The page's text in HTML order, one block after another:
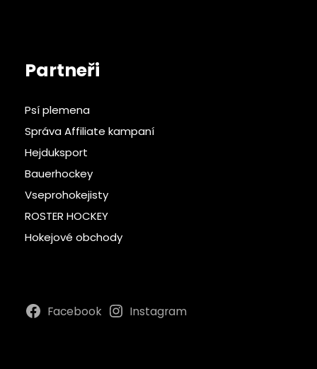
Partneři
Psí plemena
Správa Affiliate kampaní
Hejduksport
Bauerhockey
Vseprohokejisty
ROSTER HOCKEY
Hokejové obchody
Facebook Instagram